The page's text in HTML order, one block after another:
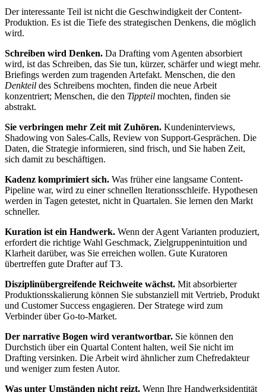
Der interessante Teil ist nicht die Geschwindigkeit der Content-
Produktion. Es ist die Tiefe des strategischen Denkens, die möglich
wird.
Schreiben wird Denken. Da Drafting vom Agenten absorbiert
wird, ist das Schreiben, das Sie tun, kürzer, schärfer und wiegt mehr.
Briefings werden zum tragenden Artefakt. Menschen, die den
Denkteil des Schreibens mochten, finden die neue Arbeit
konzentriert; Menschen, die den Tippteil mochten, finden sie
abstrakt.
Sie verbringen mehr Zeit mit Zuhören. Kundeninterviews,
Shadowing von Sales-Calls, Review von Support-Gesprächen. Die
Daten, die Strategie informieren, sind frisch, und Sie haben Zeit,
sich damit zu beschäftigen.
Kadenz komprimiert sich. Was früher eine langsame Content-
Pipeline war, wird zu einer schnellen Iterationsschleife. Hypothesen
werden in Tagen getestet, nicht in Quartalen. Sie lernen den Markt
schneller.
Kuration ist ein Handwerk. Wenn der Agent Varianten produziert,
erfordert die richtige Wahl Geschmack, Zielgruppenintuition und
Klarheit darüber, was Sie erreichen wollen. Gute Kuratoren
übertreffen gute Drafter auf T3.
Disziplinübergreifende Reichweite wächst. Mit absorbierter
Produktionsskalierung können Sie substanziell mit Vertrieb, Produkt
und Customer Success engagieren. Der Stratege wird zum
Verbinder über Go-to-Market.
Der narrative Bogen wird verantwortbar. Sie können den
Durchstich über ein Quartal Content halten, weil Sie nicht im
Drafting versinken. Die Arbeit wird ähnlicher zum Chefredakteur
und weniger zum festen Autor.
Was unter Umständen nicht reizt. Wenn Ihre Handwerksidentität